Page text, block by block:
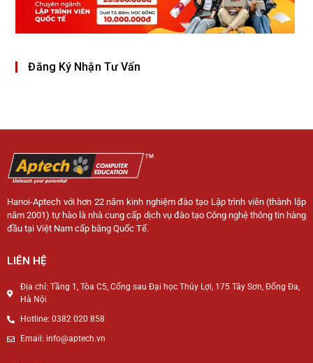
Đăng Ký Nhận Tư Vấn
Hanoi-Aptech với hơn 22 năm kinh nghiệm đào tạo Lập trình viên (thành lập
năm 2001) tự hào là nhà cung cấp dịch vụ đào tạo Công nghệ thông tin hàng
đầu tại Việt Nam cấp bằng Quốc Tế.
LIÊN HỆ
Địa chỉ: Tầng 1, Tòa C5, Cổng sau Đại học Thủy Lợi, 175 Tây Sơn, Đống Đa,
Hà Nội
Hotline: 0382 020 858
Email: info@aptech.vn